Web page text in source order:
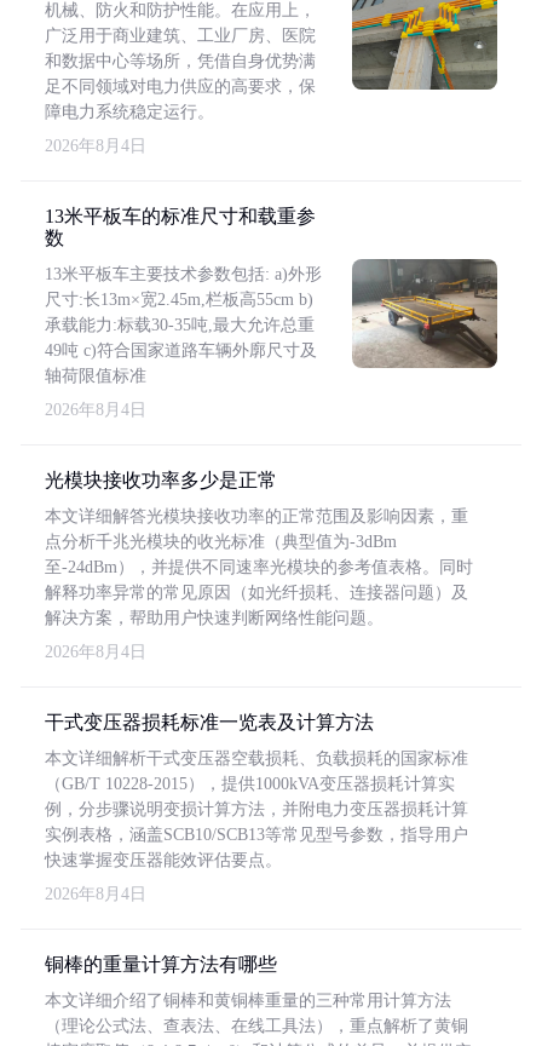
机械、防火和防护性能。在应用上，
广泛用于商业建筑、工业厂房、医院
和数据中心等场所，凭借自身优势满
足不同领域对电力供应的高要求，保
障电力系统稳定运行。
2026年8月4日
13米平板车的标准尺寸和载重参
数
13米平板车主要技术参数包括: a)外形
尺寸:长13m×宽2.45m,栏板高55cm b)
承载能力:标载30-35吨,最大允许总重
49吨 c)符合国家道路车辆外廓尺寸及
轴荷限值标准
2026年8月4日
光模块接收功率多少是正常
本文详细解答光模块接收功率的正常范围及影响因素，重
点分析千兆光模块的收光标准（典型值为-3dBm
至-24dBm），并提供不同速率光模块的参考值表格。同时
解释功率异常的常见原因（如光纤损耗、连接器问题）及
解决方案，帮助用户快速判断网络性能问题。
2026年8月4日
干式变压器损耗标准一览表及计算方法
本文详细解析干式变压器空载损耗、负载损耗的国家标准
（GB/T 10228-2015），提供1000kVA变压器损耗计算实
例，分步骤说明变损计算方法，并附电力变压器损耗计算
实例表格，涵盖SCB10/SCB13等常见型号参数，指导用户
快速掌握变压器能效评估要点。
2026年8月4日
铜棒的重量计算方法有哪些
本文详细介绍了铜棒和黄铜棒重量的三种常用计算方法
（理论公式法、查表法、在线工具法），重点解析了黄铜